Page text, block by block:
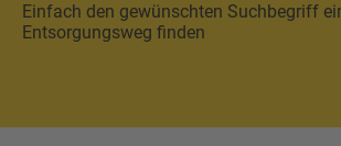
Einfach den gewünschten Suchbegriff
Entsorgungsweg finden